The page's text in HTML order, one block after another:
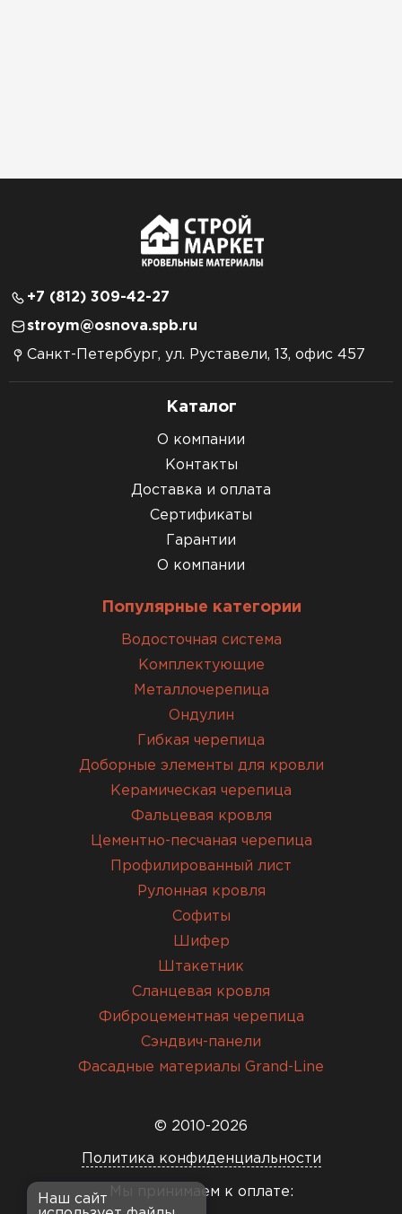
+7 (812) 309-42-27
stroym@osnova.spb.ru
Санкт-Петербург, ул. Руставели, 13, офис 457
Каталог
О компании
Контакты
Доставка и оплата
Сертификаты
Гарантии
О компании
Популярные категории
Водосточная система
Комплектующие
Металлочерепица
Ондулин
Гибкая черепица
Доборные элементы для кровли
Керамическая черепица
Фальцевая кровля
Цементно-песчаная черепица
Профилированный лист
Рулонная кровля
Софиты
Шифер
Штакетник
Сланцевая кровля
Фиброцементная черепица
Сэндвич-панели
Фасадные материалы Grand-Line
© 2010-2026
Политика конфиденциальности
Мы принимаем к оплате:
Наш сайт